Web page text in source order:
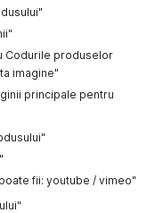
Codurile produselor
imagine"
principale pentru
fii: youtube / vimeo"